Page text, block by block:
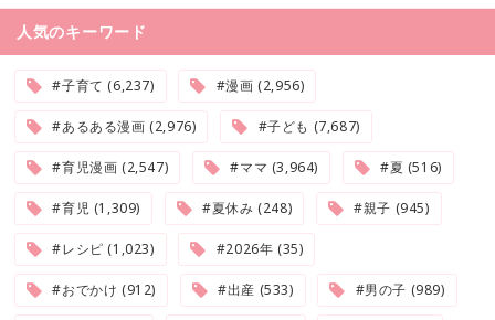
人気のキーワード
#子育て (6,237) #漫画 (2,956)
#あるある漫画 (2,976) #子ども (7,687)
#育児漫画 (2,547) #ママ (3,964) #夏 (516)
#育児 (1,309) #夏休み (248) #親子 (945)
#レシピ (1,023) #2026年 (35)
#おでかけ (912) #出産 (533) #男の子 (989)